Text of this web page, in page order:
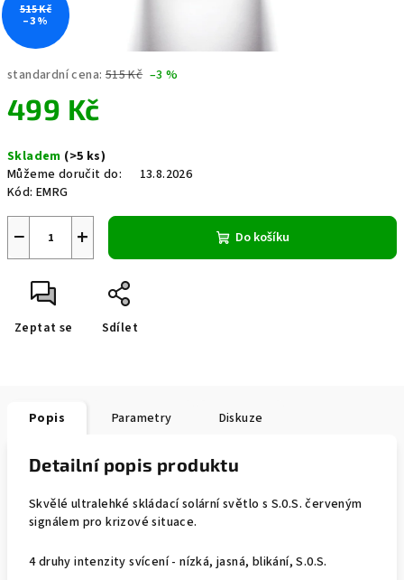
standardní cena: 515 Kč –3 %
499 Kč
cena:
Skladem (>5 ks)
Můžeme doručit do:
13.8.2026
Kód: EMRG
+
− Do košíku
Zeptat se Sdílet
515 Kč
–3 %
Popis Parametry Diskuze
Detailní popis produktu
Skvělé ultralehké skládací solární světlo s S.0.S. červeným
signálem pro krizové situace.
4 druhy intenzity svícení - nízká, jasná, blikání, S.0.S.